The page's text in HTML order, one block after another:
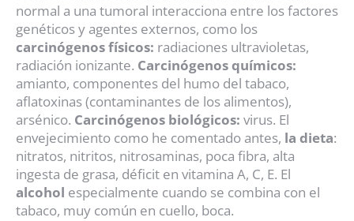
normal a una tumoral interacciona entre los factores
genéticos y agentes externos, como los
carcinógenos físicos: radiaciones ultravioletas,
radiación ionizante. Carcinógenos químicos:
amianto, componentes del humo del tabaco,
aflatoxinas (contaminantes de los alimentos),
arsénico. Carcinógenos biológicos: virus. El
envejecimiento como he comentado antes, la dieta:
nitratos, nitritos, nitrosaminas, poca fibra, alta
ingesta de grasa, déficit en vitamina A, C, E. El
alcohol especialmente cuando se combina con el
tabaco, muy común en cuello, boca.